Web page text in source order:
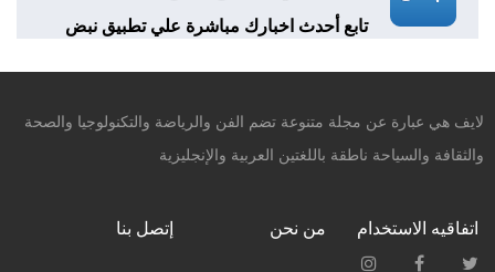
تابع أحدث اخبارك مباشرة علي تطبيق نبض
لايف هي عبارة عن مجلة متنوعة تضم الفن والرياضة والتكنولوجيا والصحة
والثقافة والسياحة ناطقة باللغتين العربية والإنجليزية
اتفاقيه الاستخدام من نحن إتصل بنا